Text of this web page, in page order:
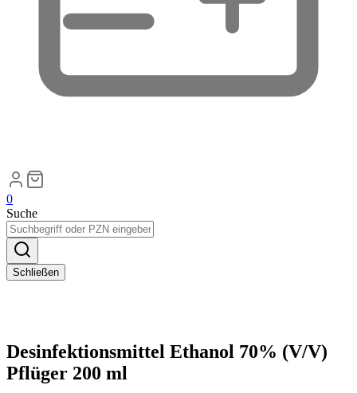
0
Suche
Schließen
Desinfektionsmittel Ethanol 70% (V/V)
Pflüger 200 ml